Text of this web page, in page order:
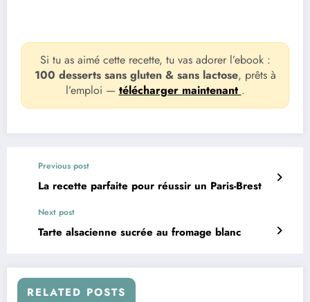
Si tu as aimé cette recette, tu vas adorer l’ebook :
100 desserts sans gluten & sans lactose, prêts à
l’emploi — télécharger maintenant .
Previous post
La recette parfaite pour réussir un Paris-Brest
Next post
Tarte alsacienne sucrée au fromage blanc
RELATED POSTS